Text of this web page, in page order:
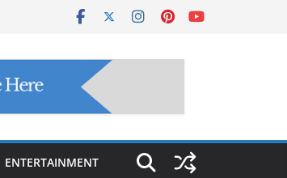
ENTERTAINMENT